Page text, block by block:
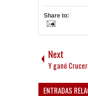
Share to:
Next
Y ganó
ENTRADAS